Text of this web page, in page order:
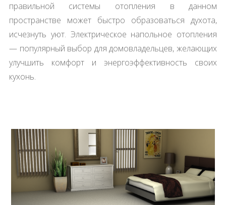
правильной системы отопления в данном
пространстве может быстро образоваться духота,
исчезнуть уют. Электрическое напольное отопления
— популярный выбор для домовладельцев, желающих
улучшить комфорт и энергоэффективность своих
кухонь.